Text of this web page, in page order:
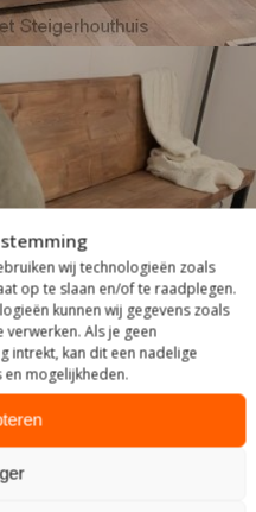
wij technologieën zoals
op te slaan en/of te raadplegen.
kunnen wij gegevens zoals
Als je geen
intrekt, kan dit een nadelige
mogelijkheden.